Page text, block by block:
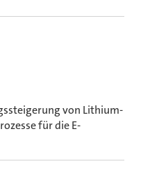
von Lithium-
für die E-